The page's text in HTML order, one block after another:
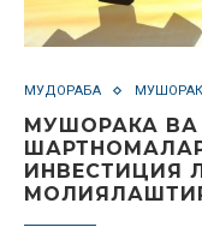
МУДОРАБА
МУШОРАКА
ИНВЕСТИЦИЯ